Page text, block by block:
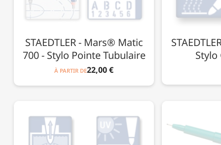
STAEDTLER - Mars® Matic
700 - Stylo Pointe Tubulaire
À PARTIR DE22,00 €
Stylo